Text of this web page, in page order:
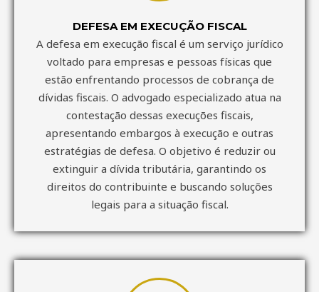
DEFESA EM EXECUÇÃO FISCAL
A defesa em execução fiscal é um serviço jurídico
voltado para empresas e pessoas físicas que
estão enfrentando processos de cobrança de
dívidas fiscais. O advogado especializado atua na
contestação dessas execuções fiscais,
apresentando embargos à execução e outras
estratégias de defesa. O objetivo é reduzir ou
extinguir a dívida tributária, garantindo os
direitos do contribuinte e buscando soluções
legais para a situação fiscal.